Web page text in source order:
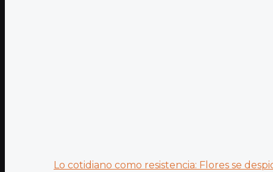
Lo cotidiano como resistencia: Flores se